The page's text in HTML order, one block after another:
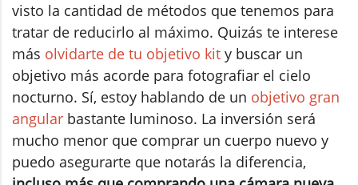
visto la cantidad de métodos que tenemos para
tratar de reducirlo al máximo. Quizás te interese
más olvidarte de tu objetivo kit y buscar un
objetivo más acorde para fotografiar el cielo
nocturno. Sí, estoy hablando de un objetivo gran
angular bastante luminoso. La inversión será
mucho menor que comprar un cuerpo nuevo y
puedo asegurarte que notarás la diferencia,